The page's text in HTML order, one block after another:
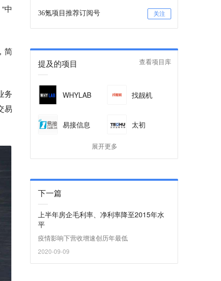
中
简
务
易
36氪项目推荐订阅号 关注
提及的项目 查看项目库
WHYLAB 找靓机
易接信息 太初
展开更多
下一篇
上半年房企毛利率、净利率降至2015年水
平
疫情影响下营收增速创历年最低
2020-09-09